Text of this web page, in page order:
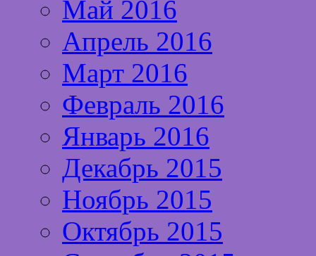
Май 2016
Апрель 2016
Март 2016
Февраль 2016
Январь 2016
Декабрь 2015
Ноябрь 2015
Октябрь 2015